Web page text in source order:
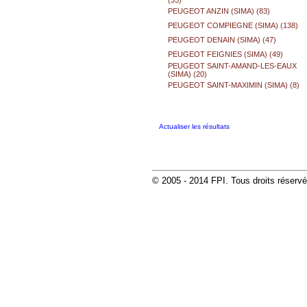
PEUGEOT ANZIN (SIMA) (83)
PEUGEOT COMPIEGNE (SIMA) (138)
PEUGEOT DENAIN (SIMA) (47)
PEUGEOT FEIGNIES (SIMA) (49)
PEUGEOT SAINT-AMAND-LES-EAUX
(SIMA) (20)
PEUGEOT SAINT-MAXIMIN (SIMA) (8)
Actualiser les résultats
© 2005 - 2014 FPI. Tous droits